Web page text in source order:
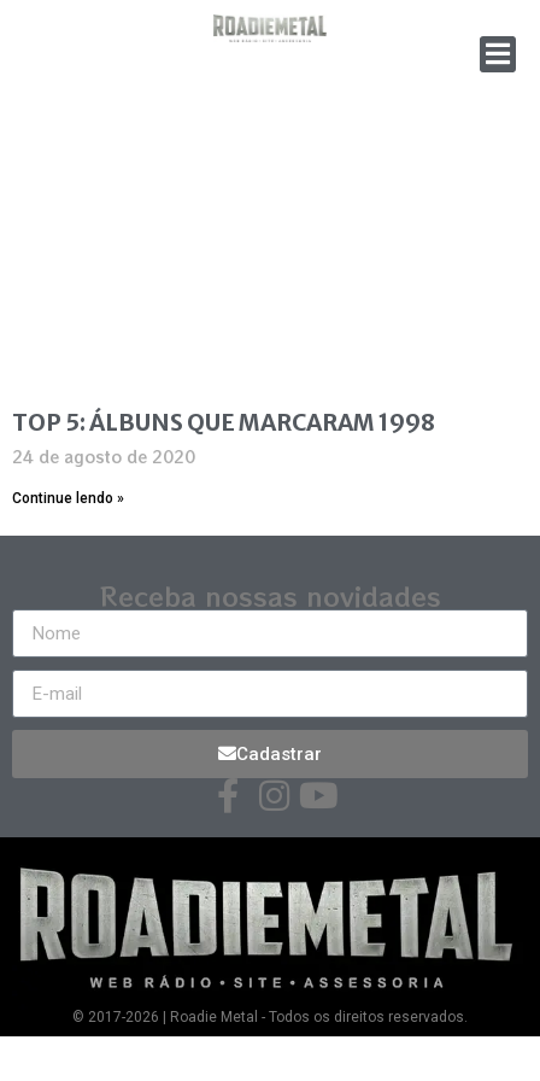
TOP 5: ÁLBUNS QUE MARCARAM 1998
24 de agosto de 2020
Continue lendo »
Receba nossas novidades
Cadastrar
© 2017-2026 | Roadie Metal - Todos os direitos reservados.